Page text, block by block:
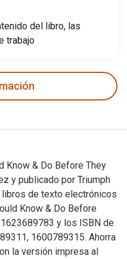
del libro, las
trabajo
Know & Do Before They
y publicado por Triumph
de texto electrónicos
Know & Do Before
y los ISBN de
1600789315. Ahorra
la versión impresa al